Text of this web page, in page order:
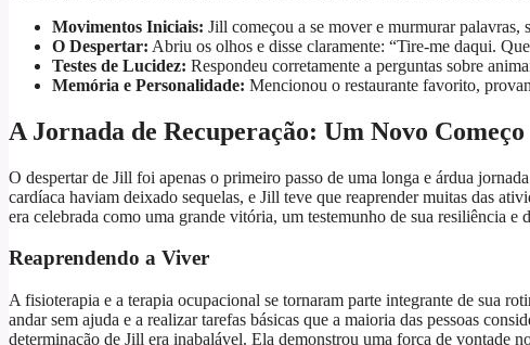
Movimentos Iniciais: Jill começou a se mover e murmurar palavras,
O Despertar: Abriu os olhos e disse claramente: “Tire-me daqui.
Testes de Lucidez: Respondeu corretamente a perguntas sobre
Memória e Personalidade: Mencionou o restaurante favorito,
A Jornada de Recuperação: Um Novo Começo
O despertar de Jill foi apenas o primeiro passo de uma longa e árdua
cardíaca haviam deixado sequelas, e Jill teve que reaprender muitas das
era celebrada como uma grande vitória, um testemunho de sua resiliência e
Reaprendendo a Viver
A fisioterapia e a terapia ocupacional se tornaram parte integrante de sua
andar sem ajuda e a realizar tarefas básicas que a maioria das pessoas
determinação de Jill era inabalável. Ela demonstrou uma força de vontade